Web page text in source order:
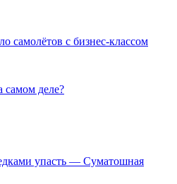
самолётов с бизнес-классом
деле?
упасть — Суматошная